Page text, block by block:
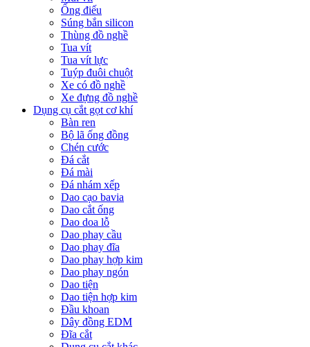
Ống điếu
Súng bắn silicon
Thùng đồ nghề
Tua vít
Tua vít lực
Tuýp đuôi chuột
Xe có đồ nghề
Xe đựng đồ nghề
Dụng cụ cắt gọt cơ khí
Bàn ren
Bộ lã ống đồng
Chén cước
Đá cắt
Đá mài
Đá nhám xếp
Dao cạo bavia
Dao cắt ống
Dao doa lỗ
Dao phay cầu
Dao phay đĩa
Dao phay hợp kim
Dao phay ngón
Dao tiện
Dao tiện hợp kim
Đầu khoan
Dây đồng EDM
Đĩa cắt